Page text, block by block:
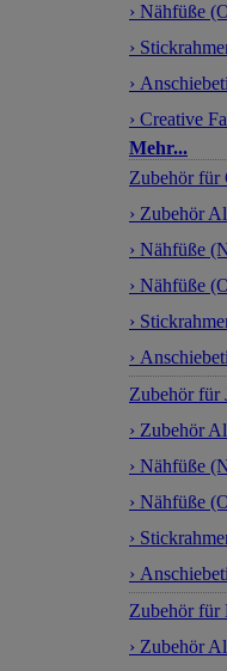
› Nähfüße
›
›
› Creative
Mehr...
Zubehör für
› Zubehör
› Nähfüße
› Nähfüße
›
›
Zubehör für
› Zubehör
› Nähfüße
› Nähfüße
›
›
Zubehör für
› Zubehör